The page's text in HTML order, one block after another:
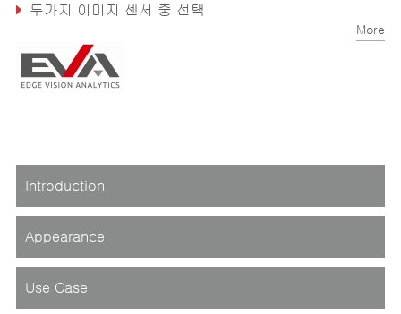
두가지 이미지 센서 중 선택
More
Introduction
Appearance
Use Case